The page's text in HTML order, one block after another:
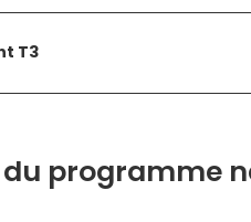
T3
programme